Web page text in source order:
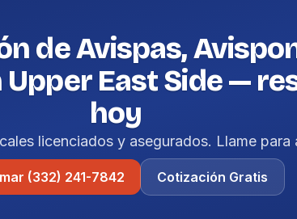
de Avispas,
Upper East Side —
hoy
licenciados y asegurados. Llame para
(332) 241-7842 Cotización Gratis